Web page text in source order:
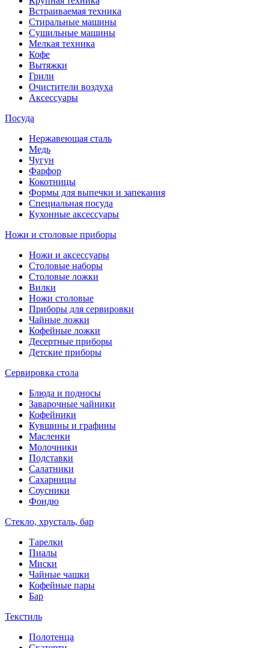
Встраиваемая техника
Стиральные машины
Сушильные машины
Мелкая техника
Кофе
Вытяжки
Грили
Очистители воздуха
Аксессуары
Посуда
Нержавеющая сталь
Медь
Чугун
Фарфор
Кокотницы
Формы для выпечки и запекания
Специальная посуда
Кухонные аксессуары
Ножи и столовые приборы
Ножи и аксессуары
Столовые наборы
Столовые ложки
Вилки
Ножи столовые
Приборы для сервировки
Чайные ложки
Кофейные ложки
Десертные приборы
Детские приборы
Сервировка стола
Блюда и подносы
Заварочные чайники
Кофейники
Кувшины и графины
Масленки
Молочники
Подставки
Салатники
Сахарницы
Соусники
Фондю
Стекло, хрусталь, бар
Тарелки
Пиалы
Миски
Чайные чашки
Кофейные пары
Бар
Текстиль
Полотенца